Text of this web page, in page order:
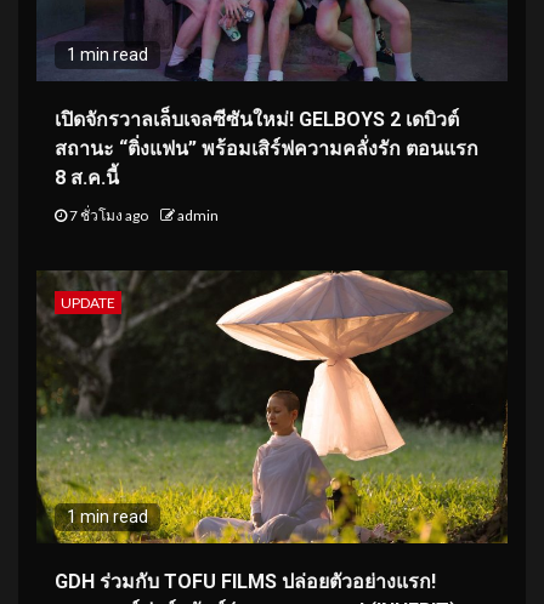
1 min read
เปิดจักรวาลเล็บเจลซีซันใหม่! GELBOYS 2 เดบิวต์
สถานะ “ติ่งแฟน” พร้อมเสิร์ฟความคลั่งรัก ตอนแรก
8 ส.ค.นี้
7 ชั่วโมง ago admin
UPDATE
1 min read
GDH ร่วมกับ TOFU FILMS ปล่อยตัวอย่างแรก!